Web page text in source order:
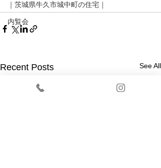
｜茨城県牛久市城中町の住宅｜
内覧会
Recent Posts See All